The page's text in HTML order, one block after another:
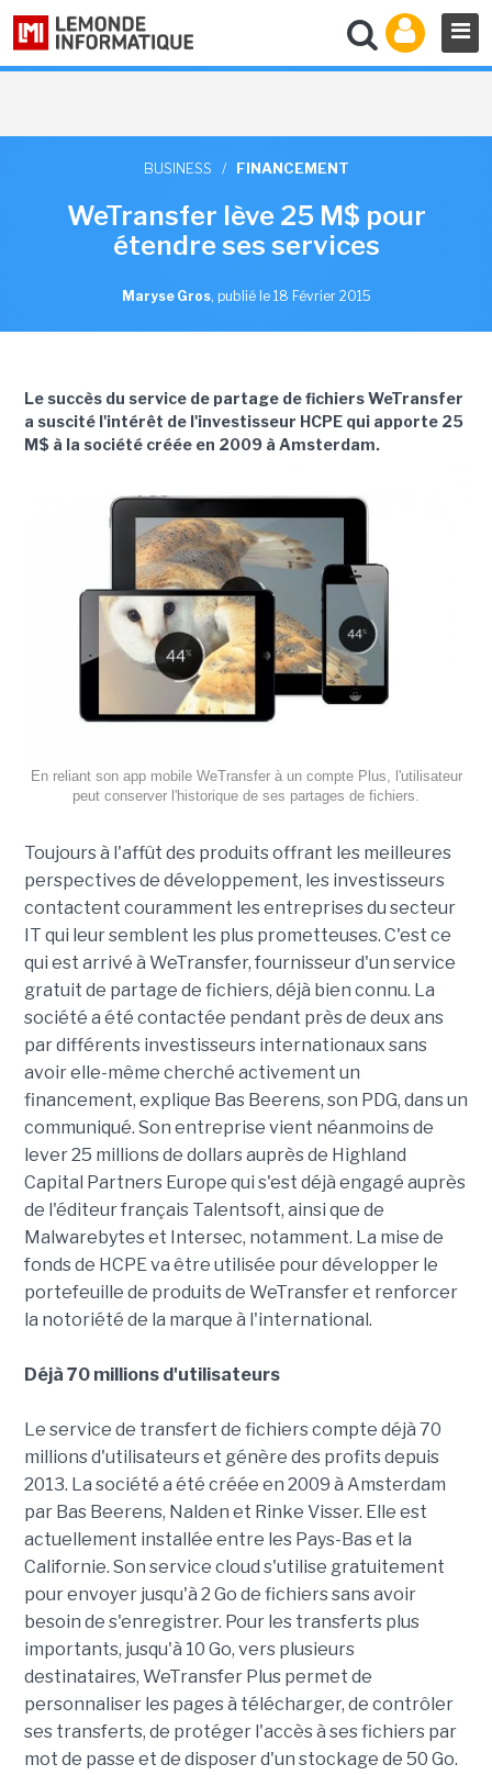
BUSINESS / FINANCEMENT
WeTransfer lève 25 M$ pour
étendre ses services
Maryse Gros, publié le 18 Février 2015
Le succès du service de partage de fichiers WeTransfer
a suscité l'intérêt de l'investisseur HCPE qui apporte 25
M$ à la société créée en 2009 à Amsterdam.
En reliant son app mobile WeTransfer à un compte Plus, l'utilisateur
peut conserver l'historique de ses partages de fichiers.
Toujours à l'affût des produits offrant les meilleures
perspectives de développement, les investisseurs
contactent couramment les entreprises du secteur
IT qui leur semblent les plus prometteuses. C'est ce
qui est arrivé à WeTransfer, fournisseur d'un service
gratuit de partage de fichiers, déjà bien connu. La
société a été contactée pendant près de deux ans
par différents investisseurs internationaux sans
avoir elle-même cherché activement un
financement, explique Bas Beerens, son PDG, dans un
communiqué. Son entreprise vient néanmoins de
lever 25 millions de dollars auprès de Highland
Capital Partners Europe qui s'est déjà engagé auprès
de l'éditeur français Talentsoft, ainsi que de
Malwarebytes et Intersec, notamment. La mise de
fonds de HCPE va être utilisée pour développer le
portefeuille de produits de WeTransfer et renforcer
la notoriété de la marque à l'international.
Déjà 70 millions d'utilisateurs
Le service de transfert de fichiers compte déjà 70
millions d'utilisateurs et génère des profits depuis
2013. La société a été créée en 2009 à Amsterdam
par Bas Beerens, Nalden et Rinke Visser. Elle est
actuellement installée entre les Pays-Bas et la
Californie. Son service cloud s'utilise gratuitement
pour envoyer jusqu'à 2 Go de fichiers sans avoir
besoin de s'enregistrer. Pour les transferts plus
importants, jusqu'à 10 Go, vers plusieurs
destinataires, WeTransfer Plus permet de
personnaliser les pages à télécharger, de contrôler
ses transferts, de protéger l'accès à ses fichiers par
mot de passe et de disposer d'un stockage de 50 Go.